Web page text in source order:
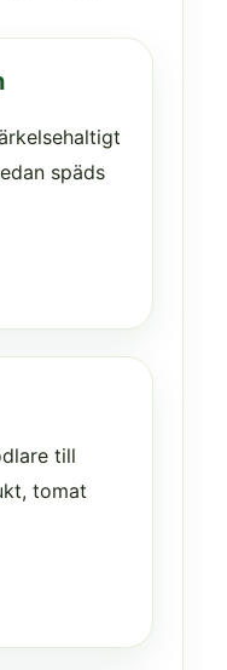
späds
till
tomat